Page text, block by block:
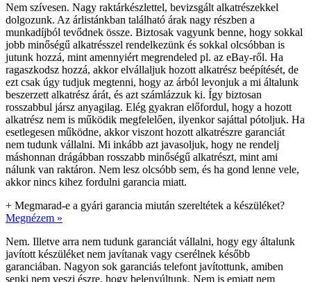
Nem szívesen. Nagy raktárkészlettel, bevizsgált alkatrészekkel
dolgozunk. Az árlistánkban található árak nagy részben a
munkadíjból tevődnek össze. Biztosak vagyunk benne, hogy sokkal
jobb minőségű alkatrésszel rendelkezünk és sokkal olcsóbban is
jutunk hozzá, mint amennyiért megrendeled pl. az eBay-ről. Ha
ragaszkodsz hozzá, akkor elvállaljuk hozott alkatrész beépítését, de
ezt csak úgy tudjuk megtenni, hogy az árból levonjuk a mi általunk
beszerzett alkatrész árát, és azt számlázzuk ki. Így biztosan
rosszabbul jársz anyagilag. Elég gyakran előfordul, hogy a hozott
alkatrész nem is működik megfelelően, ilyenkor sajáttal pótoljuk. Ha
esetlegesen működne, akkor viszont hozott alkatrészre garanciát
nem tudunk vállalni. Mi inkább azt javasoljuk, hogy ne rendelj
máshonnan drágábban rosszabb minőségű alkatrészt, mint ami
nálunk van raktáron. Nem lesz olcsóbb sem, és ha gond lenne vele,
akkor nincs kihez fordulni garancia miatt.
+ Megmarad-e a gyári garancia miután szereltétek a készüléket?
Megnézem »
Nem. Illetve arra nem tudunk garanciát vállalni, hogy egy általunk
javított készüléket nem javítanak vagy cserélnek később
garanciában. Nagyon sok garanciás telefont javítottunk, amiben
senki nem veszi észre, hogy belenyúltunk. Nem is emiatt nem